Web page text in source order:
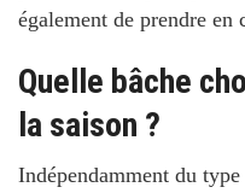
également de prendre en
Quelle bâche
la saison ?
Indépendamment du